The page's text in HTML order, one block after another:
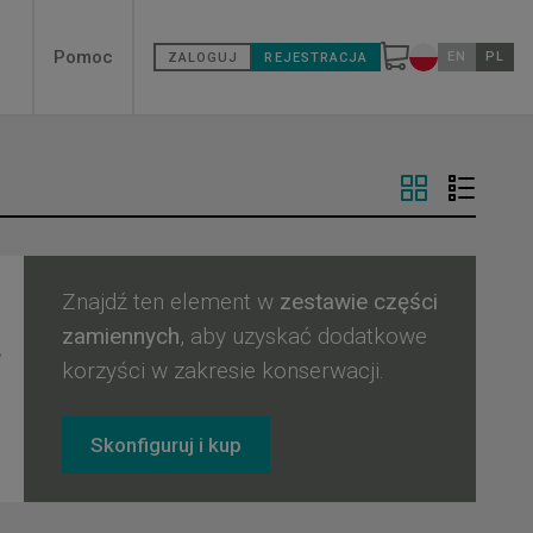
Secondary
Pomoc ZALOGUJ REJESTRACJA Zmień kraj
EN PL
Znajdź ten element w zestawie części
zamiennych, aby uzyskać dodatkowe
korzyści w zakresie konserwacji.
Skonfiguruj i kup